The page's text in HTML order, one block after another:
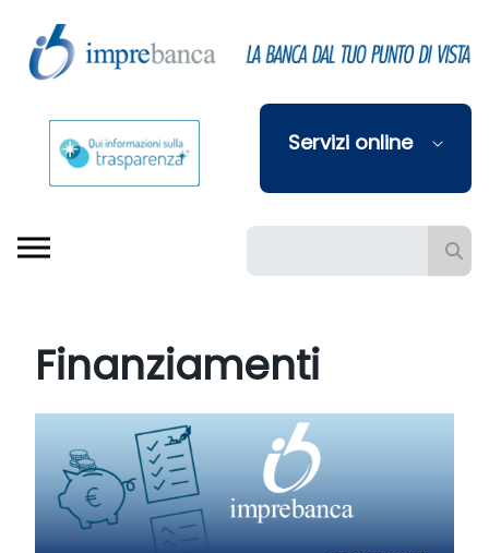
Skip to Main Content
Servizi online
Barra di ricerca
Finanziamenti